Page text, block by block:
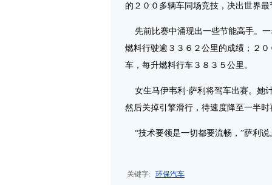
的２００多辆车同场竞技，决出世界最
先前比赛中涌现出一些节能高手。
燃料行驶逾３３６２公里的成绩；２
车，每升燃料行车３８３５公里。
女生马伊韦利·萨利将驾车出赛。她
然后关掉引擎滑行，待速度降至一半
“技术要领是一切都要流畅，”萨利说
关键字: 环保汽车